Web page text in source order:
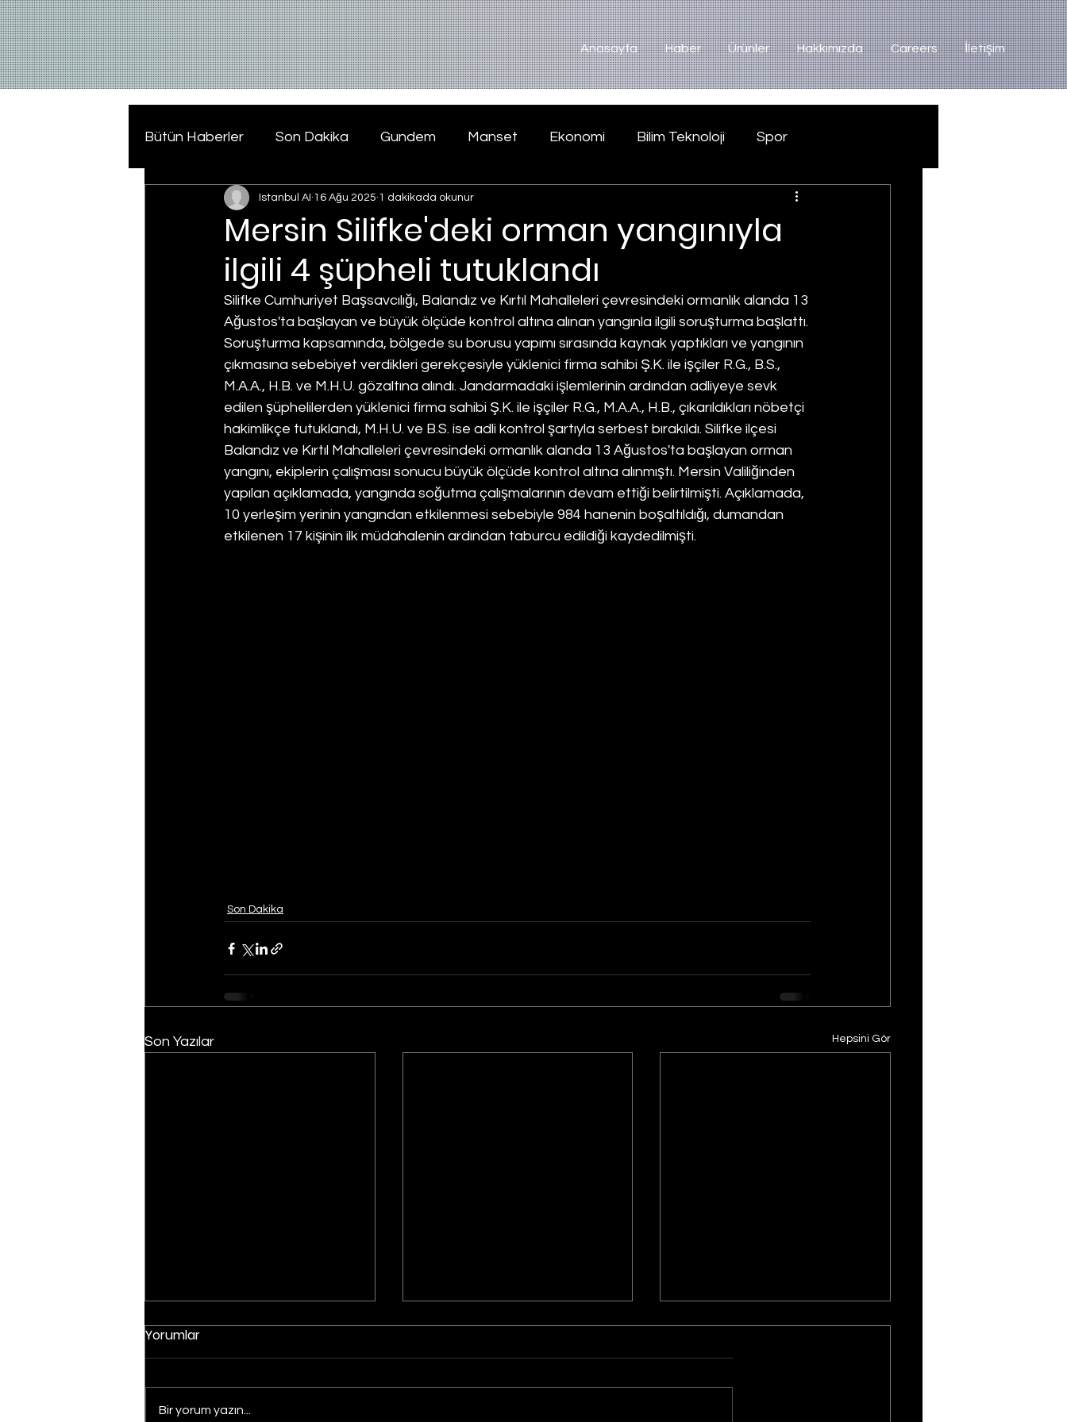
Anasayfa Haber Ürünler Hakkımızda Careers İletişim
Bütün Haberler Son Dakika Gundem Manset Ekonomi Bilim Teknoloji Spor
Mersin Silifke'deki orman yangınıyla
ilgili 4 şüpheli tutuklandı
Istanbul AI 16 Ağu 2025 1 dakikada okunur
Silifke Cumhuriyet Başsavcılığı, Balandız ve Kırtıl Mahalleleri çevresindeki ormanlık alanda 13
Ağustos'ta başlayan ve büyük ölçüde kontrol altına alınan yangınla ilgili soruşturma başlattı.
Soruşturma kapsamında, bölgede su borusu yapımı sırasında kaynak yaptıkları ve yangının
çıkmasına sebebiyet verdikleri gerekçesiyle yüklenici firma sahibi Ş.K. ile işçiler R.G., B.S.,
M.A.A., H.B. ve M.H.U. gözaltına alındı. Jandarmadaki işlemlerinin ardından adliyeye sevk
edilen şüphelilerden yüklenici firma sahibi Ş.K. ile işçiler R.G., M.A.A., H.B., çıkarıldıkları nöbetçi
hakimlikçe tutuklandı, M.H.U. ve B.S. ise adli kontrol şartıyla serbest bırakıldı. Silifke ilçesi
Balandız ve Kırtıl Mahalleleri çevresindeki ormanlık alanda 13 Ağustos'ta başlayan orman
yangını, ekiplerin çalışması sonucu büyük ölçüde kontrol altına alınmıştı. Mersin Valiliğinden
yapılan açıklamada, yangında soğutma çalışmalarının devam ettiği belirtilmişti. Açıklamada,
10 yerleşim yerinin yangından etkilenmesi sebebiyle 984 hanenin boşaltıldığı, dumandan
etkilenen 17 kişinin ilk müdahalenin ardından taburcu edildiği kaydedilmişti.
Son Dakika
Son Yazılar Hepsini Gör
Yorumlar
Bir yorum yazın...